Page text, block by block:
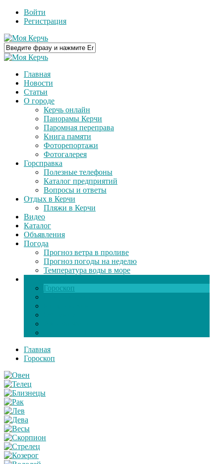
Войти
Регистрация
Главная
Новости
Статьи
О городе
Керчь онлайн
Панорамы Керчи
Паромная переправа
Книга памяти
Фоторепортажи
Фотогалерея
Горсправка
Полезные телефоны
Каталог предприятий
Вопросы и ответы
Отдых в Керчи
Пляжи в Керчи
Видео
Каталог
Объявления
Погода
Прогноз ветра в проливе
Прогноз погоды на неделю
Температура воды в море
Гороскоп
Главная
Гороскоп